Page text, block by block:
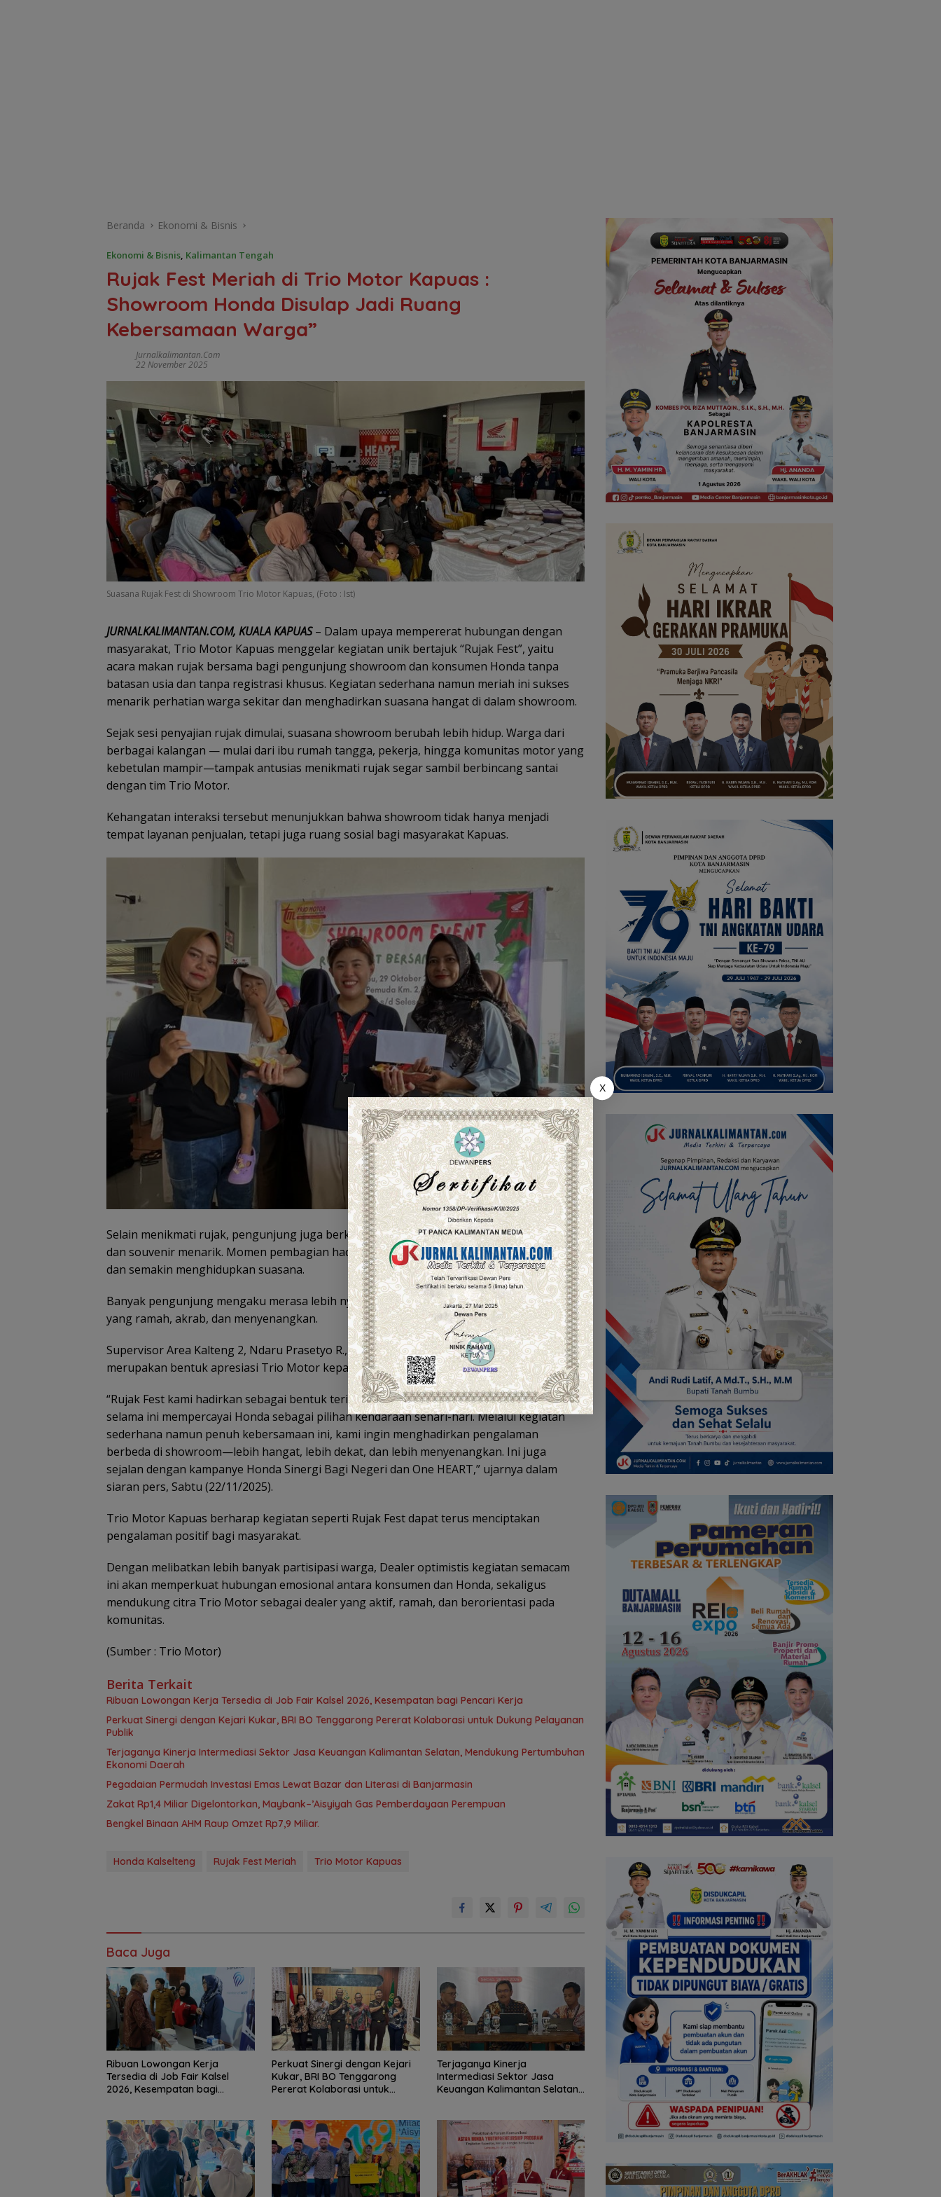
Beranda Ekonomi & Bisnis
Ekonomi & Bisnis, Kalimantan Tengah
Rujak Fest Meriah di Trio Motor Kapuas :
Showroom Honda Disulap Jadi Ruang
Kebersamaan Warga”
Jurnalkalimantan.com
22 November 2025
Suasana Rujak Fest di Showroom Trio Motor Kapuas, (Foto : Ist)
JURNALKALIMANTAN.COM, KUALA KAPUAS– Dalam upaya mempererat hubungan dengan
masyarakat, Trio Motor Kapuas menggelar kegiatan unik bertajuk “Rujak Fest”, yaitu
acara makan rujak bersama bagi pengunjung showroom dan konsumen Honda tanpa
batasan usia dan tanpa registrasi khusus. Kegiatan sederhana namun meriah ini sukses
menarik perhatian warga sekitar dan menghadirkan suasana hangat di dalam showroom.
Sejak sesi penyajian rujak dimulai, suasana showroom berubah lebih hidup. Warga dari
berbagai kalangan — mulai dari ibu rumah tangga, pekerja, hingga komunitas motor yang
kebetulan mampir—tampak antusias menikmati rujak segar sambil berbincang santai
dengan tim Trio Motor.
Kehangatan interaksi tersebut menunjukkan bahwa showroom tidak hanya menjadi
tempat layanan penjualan, tetapi juga ruang sosial bagi masyarakat Kapuas.
Selain menikmati rujak, pengunjung juga berkesempatan mendapatkan hadiah hiburan
dan souvenir menarik. Momen pembagian hadiah menjadi salah satu yang paling ditunggu
dan semakin menghidupkan suasana.
Banyak pengunjung mengaku merasa lebih nyaman berada di showroom karena atmosfer
yang ramah, akrab, dan menyenangkan.
Supervisor Area Kalteng 2, Ndaru Prasetyo R., menyampaikan bahwa kegiatan ini
merupakan bentuk apresiasi Trio Motor kepada masyarakat Kapuas.
“Rujak Fest kami hadirkan sebagai bentuk terima kasih kepada masyarakat Kapuas yang
selama ini mempercayai Honda sebagai pilihan kendaraan sehari-hari. Melalui kegiatan
sederhana namun penuh kebersamaan ini, kami ingin menghadirkan pengalaman
berbeda di showroom—lebih hangat, lebih dekat, dan lebih menyenangkan. Ini juga
sejalan dengan kampanye Honda Sinergi Bagi Negeri dan One HEART,” ujarnya dalam
siaran pers, Sabtu (22/11/2025).
Trio Motor Kapuas berharap kegiatan seperti Rujak Fest dapat terus menciptakan
pengalaman positif bagi masyarakat.
Dengan melibatkan lebih banyak partisipasi warga, Dealer optimistis kegiatan semacam
ini akan memperkuat hubungan emosional antara konsumen dan Honda, sekaligus
mendukung citra Trio Motor sebagai dealer yang aktif, ramah, dan berorientasi pada
komunitas.
(Sumber : Trio Motor)
Berita Terkait
Ribuan Lowongan Kerja Tersedia di Job Fair Kalsel 2026, Kesempatan bagi Pencari Kerja
Perkuat Sinergi dengan Kejari Kukar, BRI BO Tenggarong Pererat Kolaborasi untuk Dukung Pelayanan
Publik
Terjaganya Kinerja Intermediasi Sektor Jasa Keuangan Kalimantan Selatan, Mendukung Pertumbuhan
Ekonomi Daerah
Pegadaian Permudah Investasi Emas Lewat Bazar dan Literasi di Banjarmasin
Zakat Rp1,4 Miliar Digelontorkan, Maybank–’Aisyiyah Gas Pemberdayaan Perempuan
Bengkel Binaan AHM Raup Omzet Rp7,9 Miliar.
Honda Kalselteng Rujak Fest Meriah Trio Motor Kapuas
Baca Juga
Ribuan Lowongan Kerja
Tersedia di Job Fair Kalsel
2026, Kesempatan bagi
Perkuat Sinergi dengan Kejari
Kukar, BRI BO Tenggarong
Pererat Kolaborasi untuk
Terjaganya Kinerja
Intermediasi Sektor Jasa
Keuangan Kalimantan Selatan,
X